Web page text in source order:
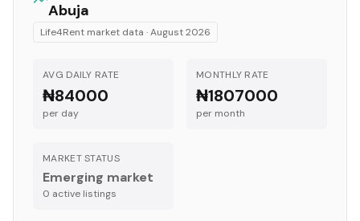
Abuja
Life4Rent market data ·August 2026
AVG DAILY RATE
₦84000
per day
MONTHLY RATE
₦1807000
per month
MARKET STATUS
Emerging market
0 active listings